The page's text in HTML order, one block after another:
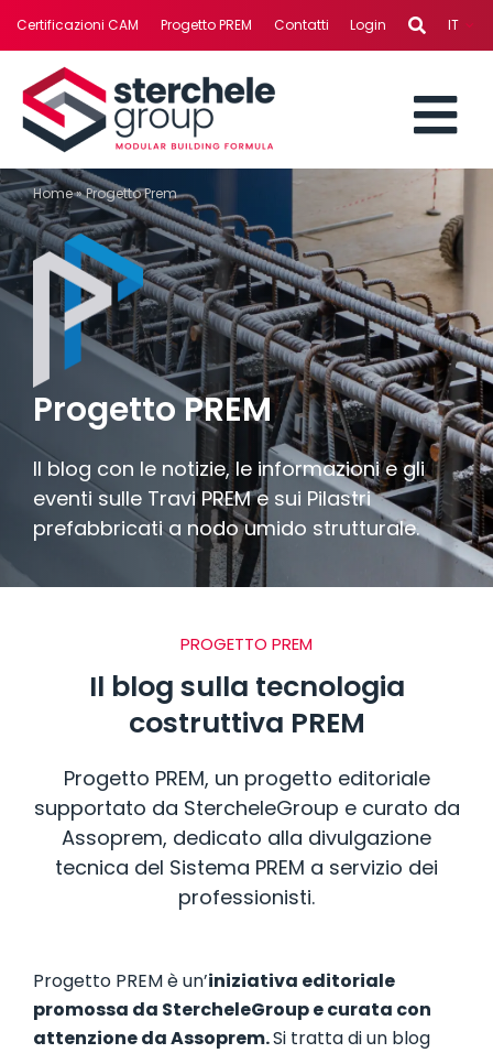
contenuto
Certificazioni CAM Progetto PREM Contatti Login IT
AREE DI BUSINESS
REALIZZAZIONI
SERVIZI
NEWS
SISTEMI COSTRUTTIVI
CELLULE BAGNO
PAVIMENTI E RIVESTIMENTI
Home»Progetto Prem
Progetto PREM
Il blog con le notizie, le informazioni e gli
eventi sulle Travi PREM e sui Pilastri
prefabbricati a nodo umido strutturale.
PROGETTO PREM
Il blog sulla tecnologia
costruttiva PREM
Progetto PREM, un progetto editoriale
supportato da StercheleGroup e curato da
Assoprem, dedicato alla divulgazione
tecnica del Sistema PREM a servizio dei
professionisti.
Progetto PREM è un’iniziativa editoriale
promossa da StercheleGroup e curata con
attenzione da Assoprem.Si tratta di un blog